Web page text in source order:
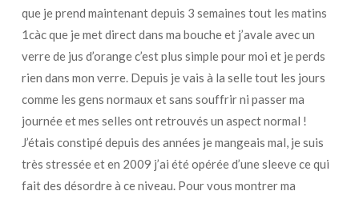
que je prend maintenant depuis 3 semaines tout les matins
1càc que je met direct dans ma bouche et j’avale avec un
verre de jus d’orange c’est plus simple pour moi et je perds
rien dans mon verre. Depuis je vais à la selle tout les jours
comme les gens normaux et sans souffrir ni passer ma
journée et mes selles ont retrouvés un aspect normal !
J’étais constipé depuis des années je mangeais mal, je suis
très stressée et en 2009 j’ai été opérée d’une sleeve ce qui
fait des désordre à ce niveau. Pour vous montrer ma